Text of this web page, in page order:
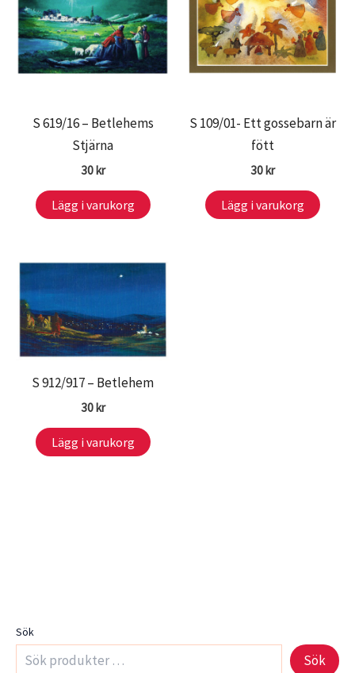
Sök
Sök
S 619/16 – Betlehems
Stjärna
30kr
Lägg i varukorg
S 109/01- Ett gossebarn är
fött
30kr
Lägg i varukorg
S 912/917 – Betlehem
30 kr
Lägg i varukorg